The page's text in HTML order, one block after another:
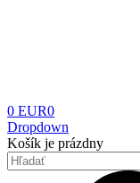
0 EUR0
Dropdown
Košík je prázdny